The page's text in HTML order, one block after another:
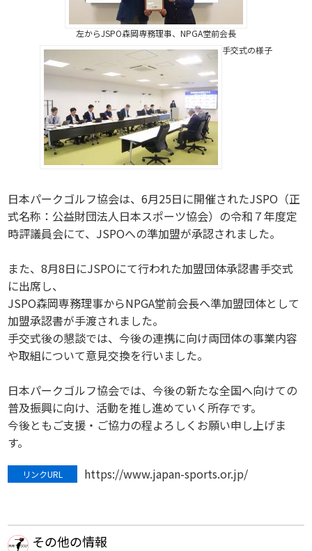
その他の情報
左からJSPO森岡専務理事、NPGA堂前会長
手交式の様子
日本パークゴルフ協会は、6月25日に開催されたJSPO（正
式名称：公益財団法人日本スポーツ協会）の令和７年度定
時評議員会にて、JSPOへの準加盟が承認されました。
また、8月8日にJSPOにて行われた加盟団体承認書手交式
に出席し、
JSPO森岡専務理事からNPGA堂前会長へ準加盟団体として
加盟承認書が手渡されました。
手交式後の懇談では、今後の連携に向け両団体の事業内容
や取組について意見交換を行いました。
日本パークゴルフ協会では、今後の新たな全国へ向けての
普及振興に向け、活動を推し進めていく所存です。
今後ともご支援・ご協力の程よろしくお願い申し上げま
す。
リンクURL https://www.japan-sports.or.jp/